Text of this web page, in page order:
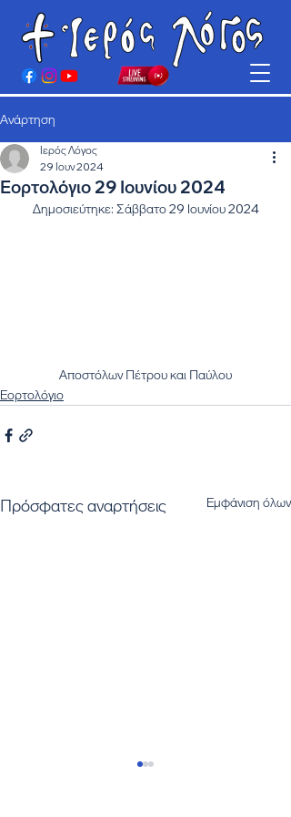
Ανάρτηση
Εορτολόγιο 29 Ιουνίου 2024
Ιερός Λόγος
29 Ιουν 2024
Δημοσιεύτηκε: Σάββατο 29 Ιουνίου 2024
Αποστόλων Πέτρου και Παύλου
Εορτολόγιο
Πρόσφατες αναρτήσεις Εμφάνιση όλων